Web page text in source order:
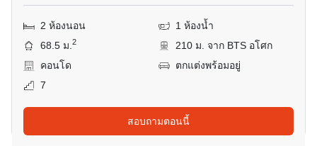
2 ห้องนอน
1 ห้องน้ำ
68.5 ม.2
210 ม. จาก BTS อโศก
คอนโด
ตกแต่งพร้อมอยู่
7
สอบถามตอนนี้